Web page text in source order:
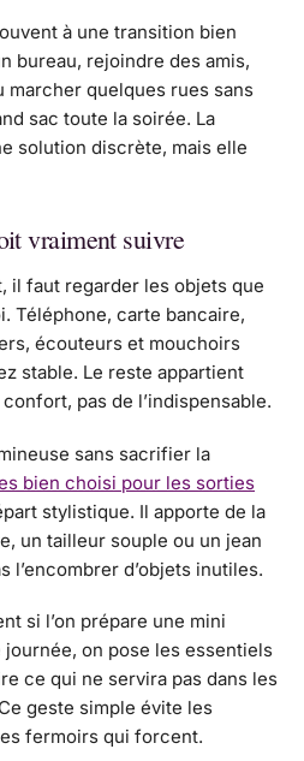
à une transition bien
bureau, rejoindre des amis,
marcher quelques rues sans
sac toute la soirée. La
solution discrète, mais elle
vraiment suivre
il faut regarder les objets que
Téléphone, carte bancaire,
écouteurs et mouchoirs
stable. Le reste appartient
pas de l’indispensable.
sans sacrifier la
bien choisi pour les sorties
stylistique. Il apporte de la
un tailleur souple ou un jean
l’encombrer d’objets inutiles.
si l’on prépare une mini
on pose les essentiels
ce qui ne servira pas dans les
geste simple évite les
fermoirs qui forcent.